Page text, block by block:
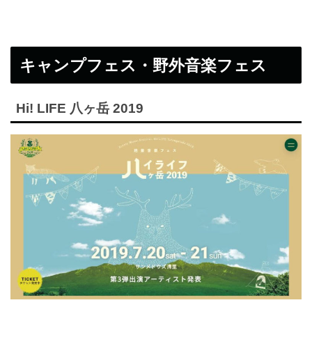
キャンプフェス・野外音楽フェス
Hi! LIFE 八ヶ岳 2019